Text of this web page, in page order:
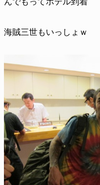
海賊三世もいっしょｗ